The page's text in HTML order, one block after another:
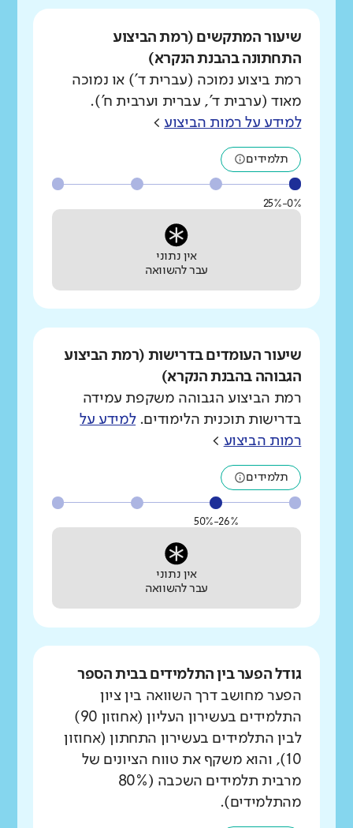
שיעור המתקשים (רמת הביצוע
התחתונה בהבנת הנקרא)
רמת ביצוע נמוכה (עברית ד') או נמוכה
מאוד (ערבית ד', עברית וערבית ח').
למידע על רמות הביצוע >
תלמידים
0%-25%
אין נתוני
עבר להשוואה
שיעור העומדים בדרישות (רמת הביצוע
הגבוהה בהבנת הנקרא)
רמת הביצוע הגבוהה משקפת עמידה
בדרישות תוכנית הלימודים.למידע על
רמות הביצוע >
תלמידים
26%-50%
אין נתוני
עבר להשוואה
גודל הפער בין התלמידים בבית הספר
הפער מחושב דרך השוואה בין ציון
התלמידים בעשירון העליון (אחוזון 90)
לבין התלמידים בעשירון התחתון (אחוזון
10), והוא משקף את טווח הציונים של
מרבית תלמידים השכבה (80%
מהתלמידים).